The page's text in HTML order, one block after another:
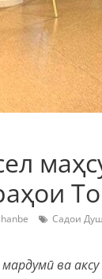
Садои
ва